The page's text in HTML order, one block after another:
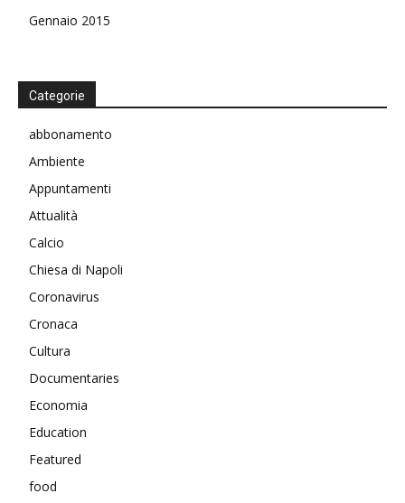
Gennaio 2015
Categorie
abbonamento
Ambiente
Appuntamenti
Attualità
Calcio
Chiesa di Napoli
Coronavirus
Cronaca
Cultura
Documentaries
Economia
Education
Featured
food